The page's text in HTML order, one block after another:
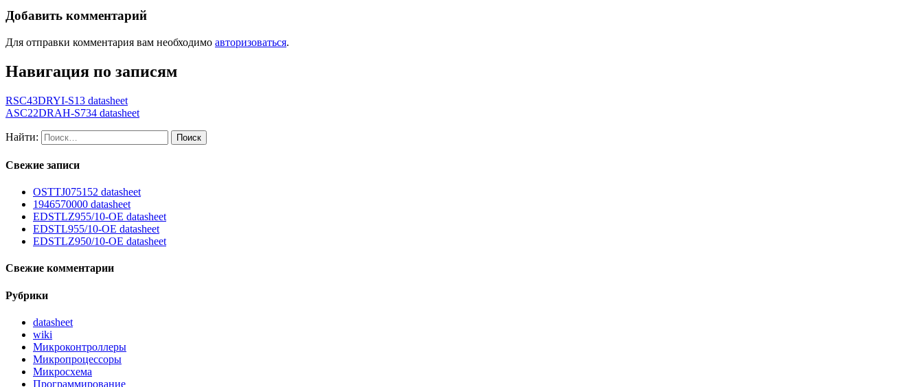
Добавить комментарий
Для отправки комментария вам необходимо авторизоваться.
Навигация по записям
RSC43DRYI-S13 datasheet
ASC22DRAH-S734 datasheet
Найти:
Свежие записи
OSTTJ075152 datasheet
1946570000 datasheet
EDSTLZ955/10-OE datasheet
EDSTL955/10-OE datasheet
EDSTLZ950/10-OE datasheet
Свежие комментарии
Рубрики
datasheet
wiki
Микроконтроллеры
Микропроцессоры
Микросхема
Программирование